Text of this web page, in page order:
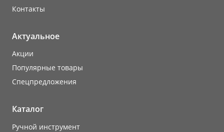
Контакты
Актуальное
Акции
Популярные товары
Cпецпредложения
Каталог
Ручной инструмент